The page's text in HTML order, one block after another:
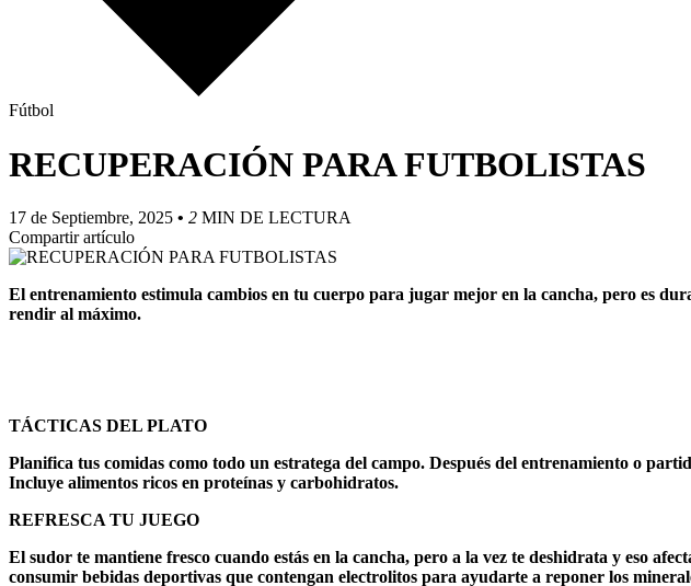
Fútbol
RECUPERACIÓN PARA FUTBOLISTAS
17 de Septiembre, 2025 • 2 MIN DE LECTURA
Compartir artículo
El entrenamiento estimula cambios en tu cuerpo para jugar mejor en la cancha, pero es
rendir al máximo.
TÁCTICAS DEL PLATO
Planifica tus comidas como todo un estratega del campo. Después del entrenamiento o
Incluye alimentos ricos en proteínas y carbohidratos.
REFRESCA TU JUEGO
El sudor te mantiene fresco cuando estás en la cancha, pero a la vez te deshidrata y eso
consumir bebidas deportivas que contengan electrolitos para ayudarte a reponer los